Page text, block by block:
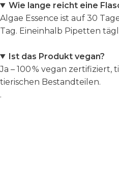
Wie lange reicht eine
Algae Essence ist auf 30
Tag. Eineinhalb Pipetten
Ist das Produkt vegan?
Ja – 100 % vegan
tierischen Bestandteilen.
.